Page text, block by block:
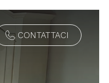
CONTATTACI